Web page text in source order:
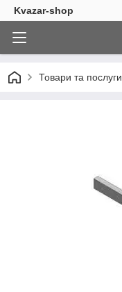
Kvazar-shop
Товари та послуги